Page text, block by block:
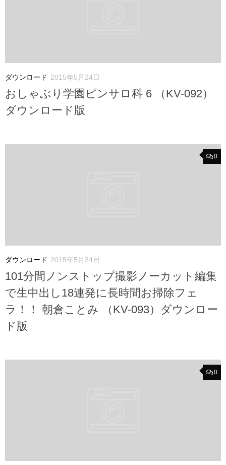
ダウンロード 2015年5月24日
おしゃぶり学園ピンサロ科 6 （KV-092）
ダウンロード版
0
ダウンロード 2015年5月24日
101分間ノンストップ撮影ノーカット編集
で生中出し18連発に長時間お掃除フェ
ラ！！ 朝倉ことみ （KV-093）ダウンロー
ド版
0